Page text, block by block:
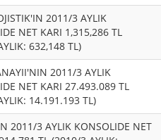
2011/3 AYLIK
NET KARI 1,315,286 TL
632,148 TL)
2011/3 AYLIK
NET KARI 27.493.089 TL
14.191.193 TL)
2011/3 AYLIK KONSOLIDE NET